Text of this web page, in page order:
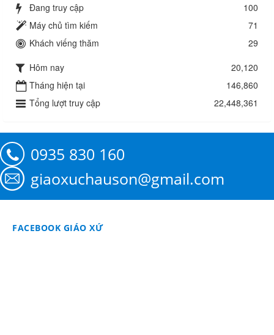
Đang truy cập
100
Máy chủ tìm kiếm
71
Khách viếng thăm
29
Hôm nay
20,120
Tháng hiện tại
146,860
Tổng lượt truy cập
22,448,361
0935 830 160
giaoxuchauson@gmail.com
FACEBOOK GIÁO XỨ